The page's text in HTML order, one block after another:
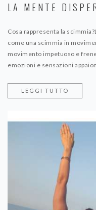
LA MENTE
Cosa rappresenta la
come una scimmia in
movimento impetuoso e
emozioni e sensazioni
LEGGI TUTTO